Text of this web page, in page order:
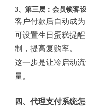
3、第三层：会员锁客
客户付款后自动成为
可设置生日蛋糕提
制，提高复购率。
这一步是让冷启动
量。
四、代理支付系统